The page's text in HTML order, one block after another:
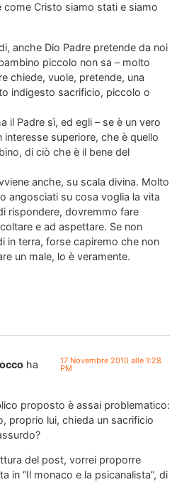
come Cristo siamo stati e siamo
anche Dio Padre pretende da noi
piccolo non sa – molto
chiede, vuole, pretende, una
indigesto sacrificio, piccolo o
il Padre sì, ed egli – se è un vero
interesse superiore, che è quello
di ciò che è il bene del
anche, su scala divina. Molto
angosciati su cosa voglia la vita
rispondere, dovremmo fare
e ad aspettare. Se non
in terra, forse capiremo che non
un male, lo è veramente.
ha
17 Novembre 2010 alle 1:28
PM
proposto è assai problematico:
proprio lui, chieda un sacrificio
del post, vorrei proporre
in “Il monaco e la psicanalista”, di